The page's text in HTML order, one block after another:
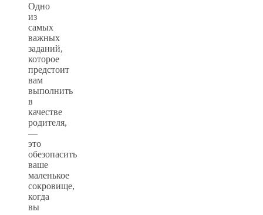
Одно
из
самых
важных
заданий,
которое
предстоит
вам
выполнить
в
качестве
родителя,
—
это
обезопасить
ваше
маленькое
сокровище,
когда
вы